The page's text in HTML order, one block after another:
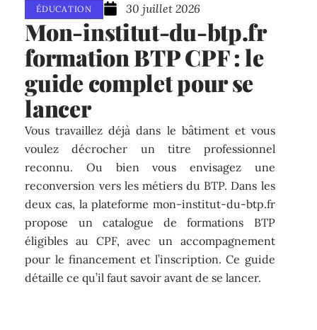
ÉDUCATION 30 juillet 2026
Mon-institut-du-btp.fr
formation BTP CPF : le
guide complet pour se
lancer
Vous travaillez déjà dans le bâtiment et vous
voulez décrocher un titre professionnel
reconnu. Ou bien vous envisagez une
reconversion vers les métiers du BTP. Dans les
deux cas, la plateforme mon-institut-du-btp.fr
propose un catalogue de formations BTP
éligibles au CPF, avec un accompagnement
pour le financement et l’inscription. Ce guide
détaille ce qu’il faut savoir avant de se lancer.